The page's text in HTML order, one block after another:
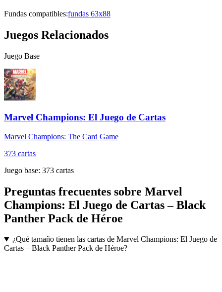
Fundas compatibles:fundas 63x88
Juegos Relacionados
Juego Base
Marvel Champions: El Juego de Cartas
Marvel Champions: The Card Game
373 cartas
Juego base: 373 cartas
Preguntas frecuentes sobre Marvel
Champions: El Juego de Cartas – Black
Panther Pack de Héroe
¿Qué tamaño tienen las cartas de Marvel Champions: El Juego de
Cartas – Black Panther Pack de Héroe?